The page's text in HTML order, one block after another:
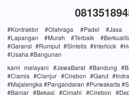
#Kontraktor #Olahraga #Padel #Jasa
#Lapangan #Murah #Terbaik
#Garansi #Rumput #Sintetis #Interlock
#Usaha #Bangunan
kami melayani #JawaBarat #Bandung
#Ciamis #Cianjur #Cirebon #Garut
#Majalengka #Pangandaran #Purwakarta
#Banjar #Bekasi #Cimahi #Cirebon